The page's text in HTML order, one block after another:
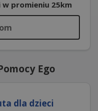
w promieniu 25km
Ego
dla dzieci